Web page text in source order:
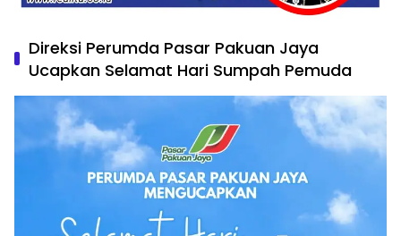
Direksi Perumda Pasar Pakuan Jaya
Ucapkan Selamat Hari Sumpah Pemuda